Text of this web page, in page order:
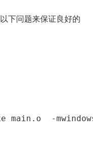
下问题来保证良好的
main.o  -